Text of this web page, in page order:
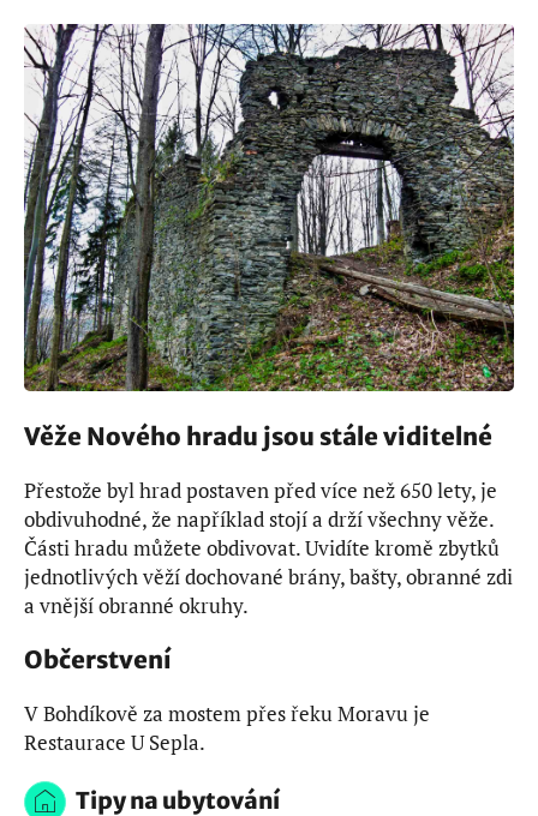
Věže Nového hradu jsou stále viditelné
Přestože byl hrad postaven před více než 650 lety, je
obdivuhodné, že například stojí a drží všechny věže.
Části hradu můžete obdivovat. Uvidíte kromě zbytků
jednotlivých věží dochované brány, bašty, obranné zdi
a vnější obranné okruhy.
Občerstvení
V Bohdíkově za mostem přes řeku Moravu je
Restaurace U Sepla.
Tipy na ubytování